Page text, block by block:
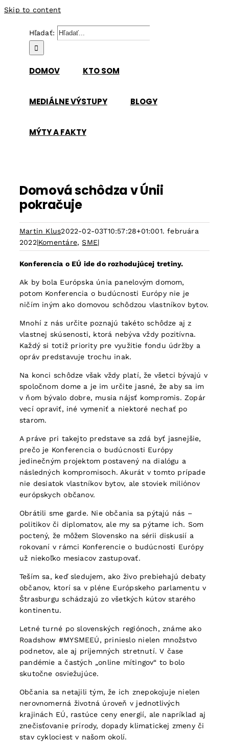
Skip to content
Hľadať:
DOMOV KTO SOM
MEDIÁLNE VÝSTUPY BLOGY
MÝTY A FAKTY
Domová schôdza v Únii
pokračuje
Martin Klus2022-02-03T10:57:28+01:001. februára
2022|Komentáre,SME|
Konferencia o EÚ ide do rozhodujúcej tretiny.
Ak by bola Európska únia panelovým domom,
potom Konferencia o budúcnosti Európy nie je
ničím iným ako domovou schôdzou vlastníkov bytov.
Mnohí z nás určite poznajú takéto schôdze aj z
vlastnej skúsenosti, ktorá nebýva vždy pozitívna.
Každý si totiž priority pre využitie fondu údržby a
opráv predstavuje trochu inak.
Na konci schôdze však vždy platí, že všetci bývajú v
spoločnom dome a je im určite jasné, že aby sa im
v ňom bývalo dobre, musia nájsť kompromis. Zopár
vecí opraviť, iné vymeniť a niektoré nechať po
starom.
A práve pri takejto predstave sa zdá byť jasnejšie,
prečo je Konferencia o budúcnosti Európy
jedinečným projektom postavený na dialógu a
následných kompromisoch. Akurát v tomto prípade
nie desiatok vlastníkov bytov, ale stoviek miliónov
európskych občanov.
Obrátili sme garde. Nie občania sa pýtajú nás –
politikov či diplomatov, ale my sa pýtame ich. Som
poctený, že môžem Slovensko na sérii diskusií a
rokovaní v rámci Konferencie o budúcnosti Európy
už niekoľko mesiacov zastupovať.
Teším sa, keď sledujem, ako živo prebiehajú debaty
občanov, ktorí sa v pléne Európskeho parlamentu v
Štrasburgu schádzajú zo všetkých kútov starého
kontinentu.
Letné turné po slovenských regiónoch, známe ako
Roadshow #MYSMEEÚ, prinieslo nielen množstvo
podnetov, ale aj príjemných stretnutí. V čase
pandémie a častých „online mítingov“ to bolo
skutočne osviežujúce.
Občania sa netajili tým, že ich znepokojuje nielen
nerovnomerná životná úroveň v jednotlivých
krajinách EÚ, rastúce ceny energií, ale napríklad aj
znečisťovanie prírody, dopady klimatickej zmeny či
stav cyklociest v našom okolí.